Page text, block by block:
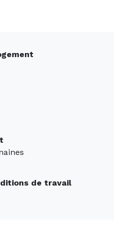
de travail